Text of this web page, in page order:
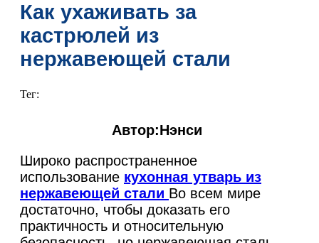
JA
Как ухаживать за
кастрюлей из
нержавеющей стали
Тег:
Автор:Нэнси
Широко распространенное
использование кухонная утварь из
нержавеющей стали Во всем мире
достаточно, чтобы доказать его
практичность и относительную